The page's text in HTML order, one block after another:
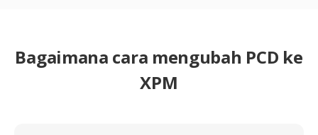
Bagaimana cara mengubah PCD ke
XPM